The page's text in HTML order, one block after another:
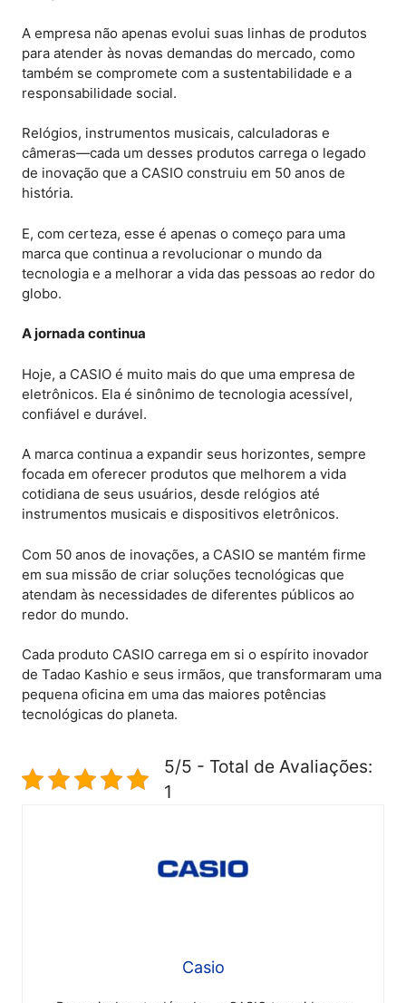
A empresa não apenas evolui suas linhas de produtos
para atender às novas demandas do mercado, como
também se compromete com a sustentabilidade e a
responsabilidade social.
Relógios, instrumentos musicais, calculadoras e
câmeras—cada um desses produtos carrega o legado
de inovação que a CASIO construiu em 50 anos de
história.
E, com certeza, esse é apenas o começo para uma
marca que continua a revolucionar o mundo da
tecnologia e a melhorar a vida das pessoas ao redor do
globo.
A jornada continua
Hoje, a CASIO é muito mais do que uma empresa de
eletrônicos. Ela é sinônimo de tecnologia acessível,
confiável e durável.
A marca continua a expandir seus horizontes, sempre
focada em oferecer produtos que melhorem a vida
cotidiana de seus usuários, desde relógios até
instrumentos musicais e dispositivos eletrônicos.
Com 50 anos de inovações, a CASIO se mantém firme
em sua missão de criar soluções tecnológicas que
atendam às necessidades de diferentes públicos ao
redor do mundo.
Cada produto CASIO carrega em si o espírito inovador
de Tadao Kashio e seus irmãos, que transformaram uma
pequena oficina em uma das maiores potências
tecnológicas do planeta.
5/5 - Total de Avaliações:
1
Casio